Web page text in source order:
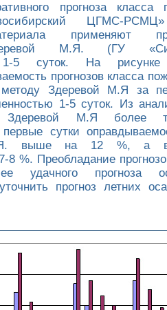
прогноза класса
ЦГМС-
применяют
Здеревой М.Я. (ГУ
1-5 суток. На
прогнозов класса
Здеревой М.Я за
1-5 суток. Из
Здеревой М.Я более
сутки
выше на 12 %, а
8 %. Преобладание
удачного прогноза
прогноз летних